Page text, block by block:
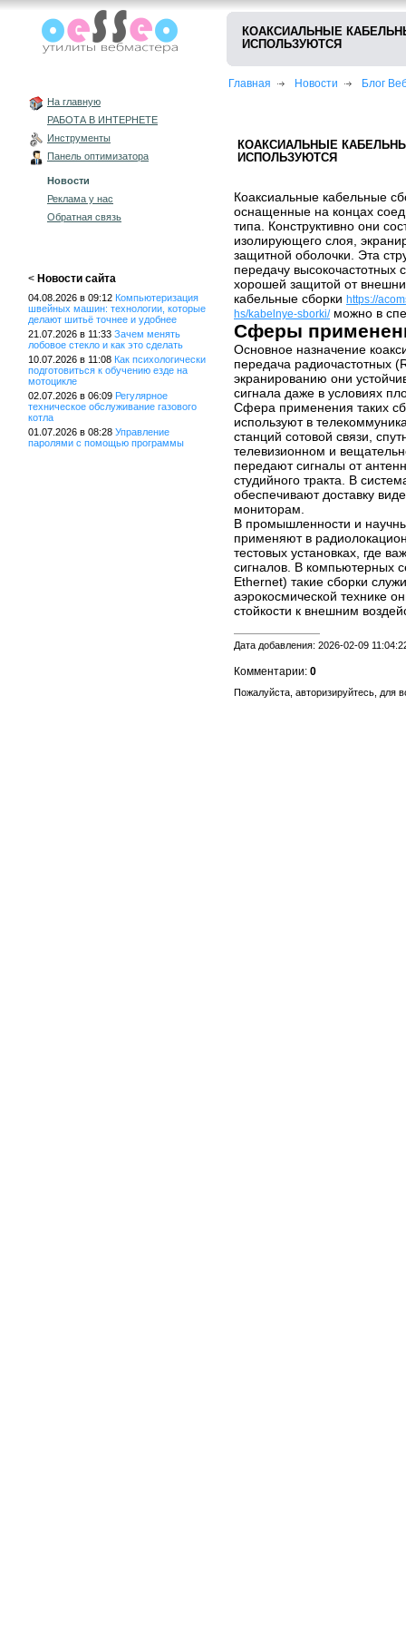
На главную
РАБОТА В ИНТЕРНЕТЕ
Инструменты
Панель оптимизатора
Новости
Реклама у нас
Обратная связь
< Новости сайта
04.08.2026 в 09:12 Компьютеризация
швейных машин: технологии, которые
делают шитьё точнее и удобнее
21.07.2026 в 11:33 Зачем менять
лобовое стекло и как это сделать
10.07.2026 в 11:08 Как психологически
подготовиться к обучению езде на
мотоцикле
02.07.2026 в 06:09 Регулярное
техническое обслуживание газового
котла
01.07.2026 в 08:28 Управление
паролями с помощью программы
КОАКСИАЛЬНЫЕ
ИСПОЛЬЗУЮТСЯ
Главная Новости Блог
КОАКСИАЛЬНЫЕ
ИСПОЛЬЗУЮТСЯ
Коаксиальные кабельные
оснащенные на концах
типа. Конструктивно они
изолирующего слоя,
защитной оболочки. Эта
передачу
хорошей защитой от
кабельные сборки https://
hs/kabelnye-sborki/можно в
Сферы
Основное назначение
передача радиочастотных
экранированию они
сигнала даже в условиях
Сфера применения таких
используют в
станций сотовой связи,
телевизионном и
передают сигналы от
студийного тракта. В
обеспечивают доставку
мониторам.
В промышленности и
применяют в
тестовых установках, где
сигналов. В компьютерных
Ethernet) такие сборки
аэрокосмической технике
стойкости к внешним
Дата добавления: 2026-02-09
Комментарии: 0
Пожалуйста, авторизируйтесь, для